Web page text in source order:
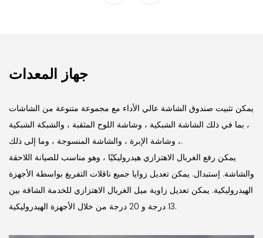
جهاز المعدات
يمكن تثبيت صندوق الشاشة عالي الأداء مع مجموعة متنوعة من الشاشات
، بما في ذلك الشاشة الشبكية ، وشاشة اللوح المثقبة ، والشبكة الشبكية
، وشاشة الإبرة ، والشاشة المنسوجة ، وما إلى ذلك.
يمكن رفع الغربال الاهتزازي هيدروليكيًا ، وهو مناسب للصيانة اللاحقة
والشاشة. إستبدال. يمكن تعديل زوايا جميع ناقلات التفريغ بواسطة الأجهزة
الهيدروليكية. يمكن تعديل زاوية ميل الغربال الاهتزازي للخدمة الشاقة بين
13 درجة و 20 درجة من خلال الأجهزة الهيدروليكية.